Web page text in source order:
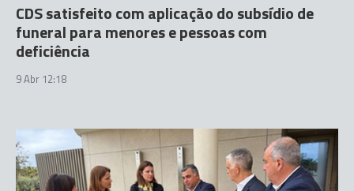
CDS satisfeito com aplicação do subsídio de
funeral para menores e pessoas com
deficiência
9 Abr 12:18